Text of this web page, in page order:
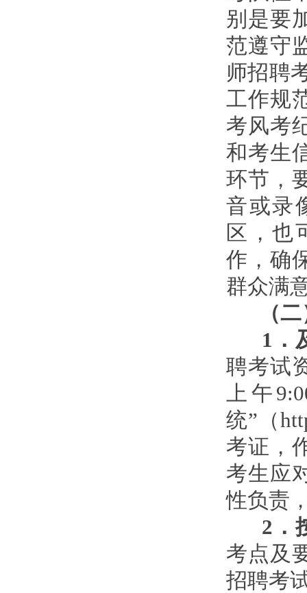
别是要
范遵守
师招聘
工作规
考风考
和考生
环节，
音或录
区，也
作，确
群众满
（
1
聘考试
上午
统”（
考证，
考生应
性负责
2
考点及
招聘考